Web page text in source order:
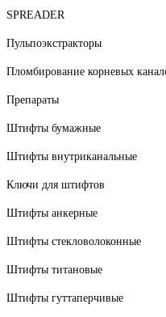
SPREADER
Пульпоэкстракторы
Пломбирование корневых
Препараты
Штифты бумажные
Штифты внутриканальные
Ключи для штифтов
Штифты анкерные
Штифты стекловолоконные
Штифты титановые
Штифты гуттаперчивые